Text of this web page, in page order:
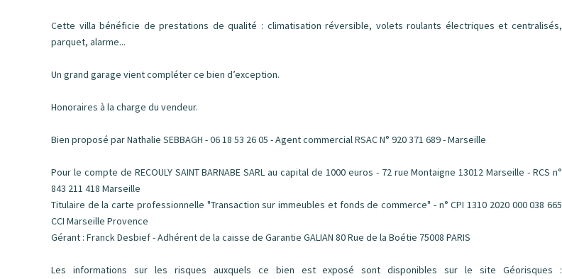
Cette villa bénéficie de prestations de qualité : climatisation réversible, volets roulants électriques et centralisés,
parquet, alarme...
Un grand garage vient compléter ce bien d’exception.
Honoraires à la charge du vendeur.
Bien proposé par Nathalie SEBBAGH - 06 18 53 26 05 - Agent commercial RSAC N° 920 371 689 - Marseille
Pour le compte de RECOULY SAINT BARNABE SARL au capital de 1000 euros - 72 rue Montaigne 13012 Marseille - RCS n°
843 211 418 Marseille
Titulaire de la carte professionnelle "Transaction sur immeubles et fonds de commerce" - n° CPI 1310 2020 000 038 665
CCI Marseille Provence
Gérant : Franck Desbief - Adhérent de la caisse de Garantie GALIAN 80 Rue de la Boétie 75008 PARIS
Les informations sur les risques auxquels ce bien est exposé sont disponibles sur le site Géorisques :